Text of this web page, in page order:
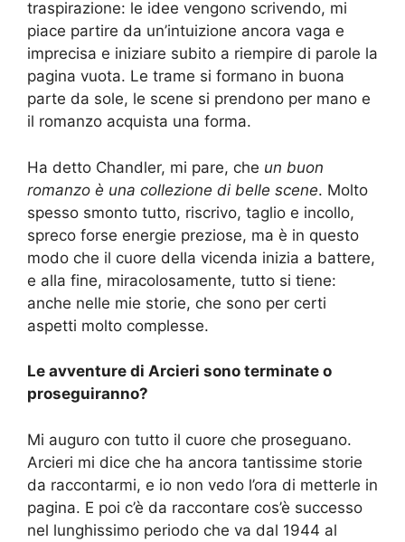
traspirazione: le idee vengono scrivendo, mi
piace partire da un’intuizione ancora vaga e
imprecisa e iniziare subito a riempire di parole la
pagina vuota. Le trame si formano in buona
parte da sole, le scene si prendono per mano e
il romanzo acquista una forma.
Ha detto Chandler, mi pare, che un buon
romanzo è una collezione di belle scene. Molto
spesso smonto tutto, riscrivo, taglio e incollo,
spreco forse energie preziose, ma è in questo
modo che il cuore della vicenda inizia a battere,
e alla fine, miracolosamente, tutto si tiene:
anche nelle mie storie, che sono per certi
aspetti molto complesse.
Le avventure di Arcieri sono terminate o
proseguiranno?
Mi auguro con tutto il cuore che proseguano.
Arcieri mi dice che ha ancora tantissime storie
da raccontarmi, e io non vedo l’ora di metterle in
pagina. E poi c’è da raccontare cos’è successo
nel lunghissimo periodo che va dal 1944 al